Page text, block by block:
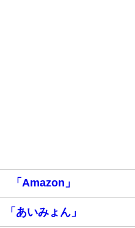
「Amazon」
「あいみょん」